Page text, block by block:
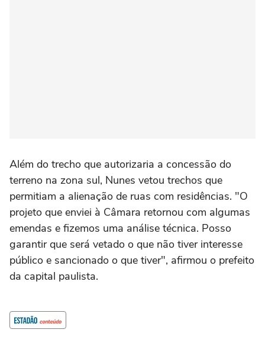
Além do trecho que autorizaria a concessão do
terreno na zona sul, Nunes vetou trechos que
permitiam a alienação de ruas com residências. "O
projeto que enviei à Câmara retornou com algumas
emendas e fizemos uma análise técnica. Posso
garantir que será vetado o que não tiver interesse
público e sancionado o que tiver", afirmou o prefeito
da capital paulista.